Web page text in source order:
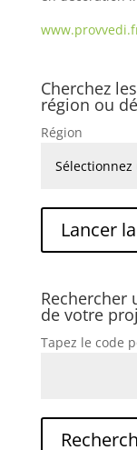
Cherchez
région ou
Région
Rechercher
de votre
Tapez le code